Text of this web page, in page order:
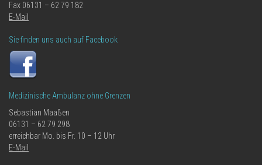
Fax 06131 – 62 79 182
E-Mail
Sie finden uns auch auf Facebook
Medizinische Ambulanz ohne Grenzen
Sebastian Maaßen
06131 – 62 79 298
erreichbar Mo. bis Fr. 10 – 12 Uhr
E-Mail